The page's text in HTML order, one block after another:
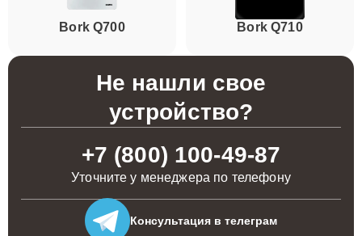
Bork Q700 Bork Q710
Не нашли свое
устройство?
+7 (800) 100-49-87
Уточните у менеджера по телефону
Консультация в телеграм